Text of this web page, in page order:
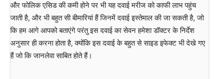
और फोलिक एसिड की कमी होने पर भी यह दवाई मरीज को काफी लाभ पहुंच
जाती है, और भी बहुत सी बीमारियां हैं जिनमें दवाई इस्तेमाल की जा सकती है, जो
कि हम आगे आपको बताएंगे परंतु इस दवाई का सेवन हमेशा डॉक्टर के निर्देश
अनुसार ही करना होता है, क्योंकि इस दवाई के बहुत से साइड इफेक्ट भी देखे गए
हैं जो कि जानलेवा साबित होते हैं।